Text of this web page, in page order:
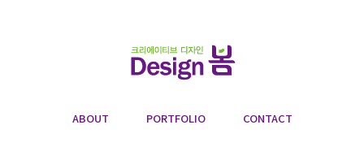
ABOUT PORTFOLIO CONTACT